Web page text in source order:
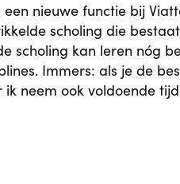
nieuwe functie bij
scholing die
scholing kan leren nóg
Immers: als je de
neem ook voldoende